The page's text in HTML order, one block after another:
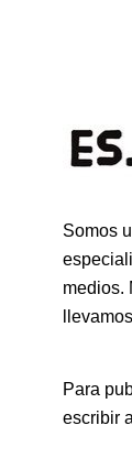
Somos
medios.
Para
escribir